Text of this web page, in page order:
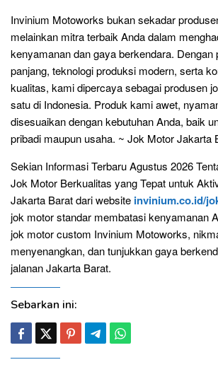
Invinium Motoworks bukan sekadar
melainkan mitra terbaik Anda dalam
kenyamanan dan gaya berkendara. Dengan
panjang, teknologi produksi modern, serta
kualitas, kami dipercaya sebagai produsen
satu di Indonesia. Produk kami awet,
disesuaikan dengan kebutuhan Anda, baik
pribadi maupun usaha. ~ Jok Motor Jakarta
Sekian Informasi Terbaru Agustus 2026
Jok Motor Berkualitas yang Tepat untuk
Jakarta Barat dari website invinium.co.id/
jok motor standar membatasi kenyamanan
jok motor custom Invinium Motoworks,
menyenangkan, dan tunjukkan gaya
jalanan Jakarta Barat.
Sebarkan ini: